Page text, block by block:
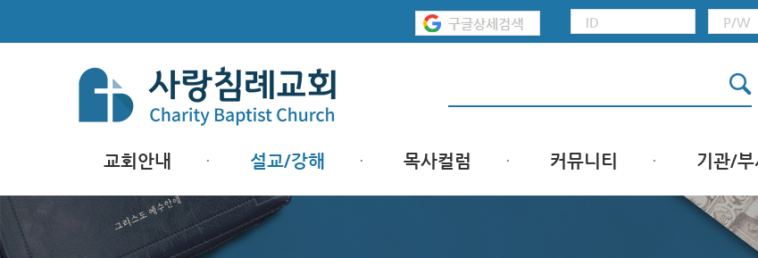
교회안내 설교/강해 목사컬럼 커뮤니티 기관/부